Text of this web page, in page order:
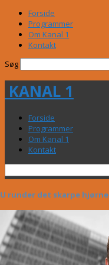
Forside
Programmer
Om Kanal 1
Kontakt
Søg
KANAL 1
Forside
Programmer
Om Kanal 1
Kontakt
runder det skarpe hjørne